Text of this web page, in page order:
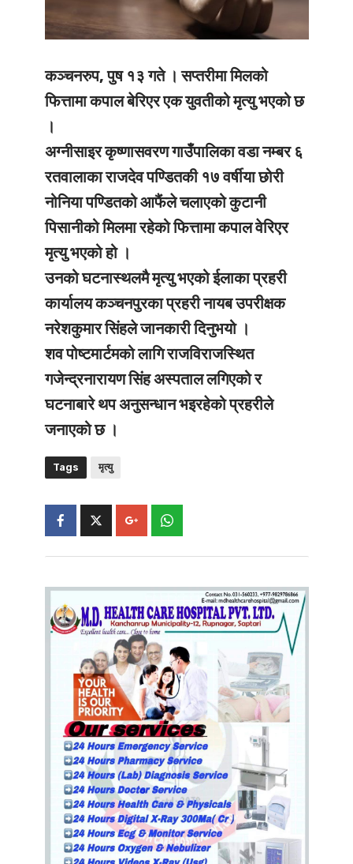
कञ्चनरुप, पुष १३ गते । सप्तरीमा मिलको
फित्तामा कपाल बेरिएर एक युवतीको मृत्यु भएको छ
।
अग्नीसाइर कृष्णासवरण गाउँपालिका वडा नम्बर ६
रतवालाका राजदेव पण्डितकी १७ वर्षीया छोरी
नोनिया पण्डितको आफैंले चलाएको कुटानी
पिसानीको मिलमा रहेको फित्तामा कपाल वेरिएर
मृत्यु भएको हो ।
उनको घटनास्थलमै मृत्यु भएको ईलाका प्रहरी
कार्यालय कञ्चनपुरका प्रहरी नायब उपरीक्षक
नरेशकुमार सिंहले जानकारी दिनुभयो ।
शव पोष्टमार्टमको लागि राजविराजस्थित
गजेन्द्रनारायण सिंह अस्पताल लगिएको र
घटनाबारे थप अनुसन्धान भइरहेको प्रहरीले
जनाएको छ ।
Tags मृत्यु